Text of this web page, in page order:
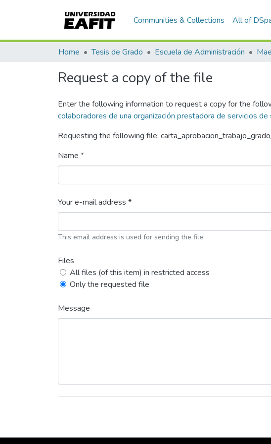
Communities & Collections All of
Home Tesis de Grado Escuela de Administración
Request a copy of the file
Enter the following information to request a copy for the
colaboradores de una organización prestadora de servicios
Requesting the following file:
Name *
Your e-mail address *
This email address is used for sending the file.
Files
All files (of this item) in restricted access
Only the requested file
Message